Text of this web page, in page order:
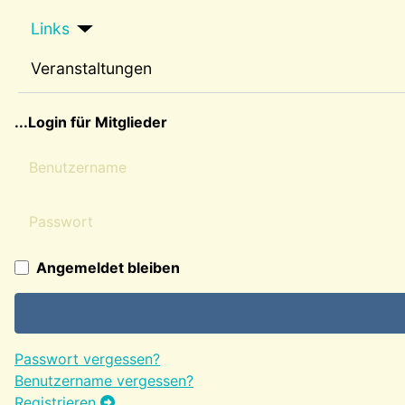
Links
Veranstaltungen
...Login für Mitglieder
Benutzername
Angemeldet bleiben
Passwort vergessen?
Benutzername vergessen?